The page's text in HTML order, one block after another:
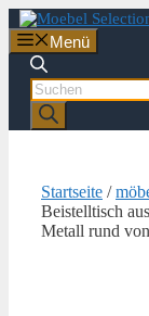
Zum
Inhalt
springen
Menü
Products
search
Startseite /
Beistelltisch
Metall rund